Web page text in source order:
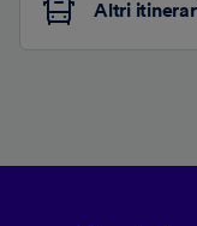
Altri